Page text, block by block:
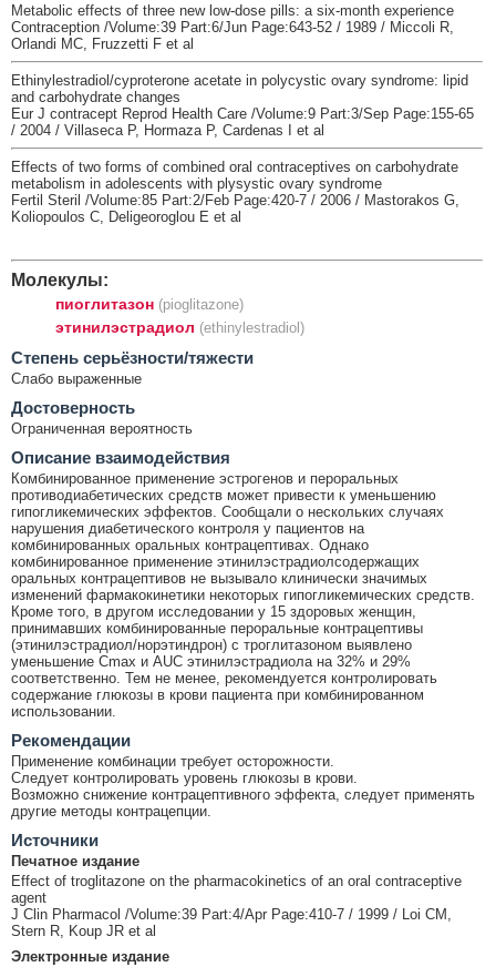
Metabolic effects of three new low-dose pills: a six-month experience
Contraception /Volume:39 Part:6/Jun Page:643-52 / 1989 / Miccoli R,
Orlandi MC, Fruzzetti F et al
Ethinylestradiol/cyproterone acetate in polycystic ovary syndrome: lipid
and carbohydrate changes
Eur J contracept Reprod Health Care /Volume:9 Part:3/Sep Page:155-65
/ 2004 / Villaseca P, Hormaza P, Cardenas I et al
Effects of two forms of combined oral contraceptives on carbohydrate
metabolism in adolescents with plysystic ovary syndrome
Fertil Steril /Volume:85 Part:2/Feb Page:420-7 / 2006 / Mastorakos G,
Koliopoulos C, Deligeoroglou E et al
Молекулы:
пиоглитазон (pioglitazone)
этинилэстрадиол (ethinylestradiol)
Cтепень серьёзности/тяжести
Слабо выраженные
Достоверность
Ограниченная вероятность
Описание взаимодействия
Комбинированное применение эстрогенов и пероральных
противодиабетических средств может привести к уменьшению
гипогликемических эффектов. Сообщали о нескольких случаях
нарушения диабетического контроля у пациентов на
комбинированных оральных контрацептивах. Однако
комбинированное применение этинилэстрадиолсодержащих
оральных контрацептивов не вызывало клинически значимых
изменений фармакокинетики некоторых гипогликемических средств.
Кроме того, в другом исследовании у 15 здоровых женщин,
принимавших комбинированные пероральные контрацептивы
(этинилэстрадиол/норэтиндрон) с троглитазоном выявлено
уменьшение Cmax и AUC этинилэстрадиола на 32% и 29%
соответственно. Тем не менее, рекомендуется контролировать
содержание глюкозы в крови пациента при комбинированном
использовании.
Рекомендации
Применение комбинации требует осторожности.
Следует контролировать уровень глюкозы в крови.
Возможно снижение контрацептивного эффекта, следует применять
другие методы контрацепции.
Источники
Печатное издание
Effect of troglitazone on the pharmacokinetics of an oral contraceptive
agent
J Clin Pharmacol /Volume:39 Part:4/Apr Page:410-7 / 1999 / Loi CM,
Stern R, Koup JR et al
Электронные издание